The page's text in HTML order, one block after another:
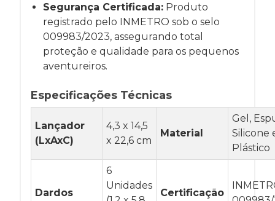
Segurança Certificada: Produto
registrado pelo INMETRO sob o selo
009983/2023, assegurando total
proteção e qualidade para os pequenos
aventureiros.
Especificações Técnicas
Lançador
(LxAxC)
4,3 x 14,5
x 22,6 cm
Material
Gel,
Silicone
Plástico
Dardos
6
Unidades
Certificação